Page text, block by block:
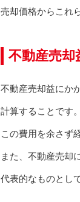
売却価格からこれ
不動産売
不動産売却益にか
計算することです。
この費用を余さず
また、不動産売却
代表的なものとし